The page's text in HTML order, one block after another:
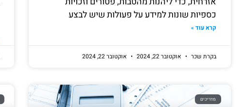
כספיות שונות למידע על פעולות שיש לבצע
קרא עוד »
בקרת שכר אוקטובר 22, 2024 אוקטובר 22, 2024
מדריכים